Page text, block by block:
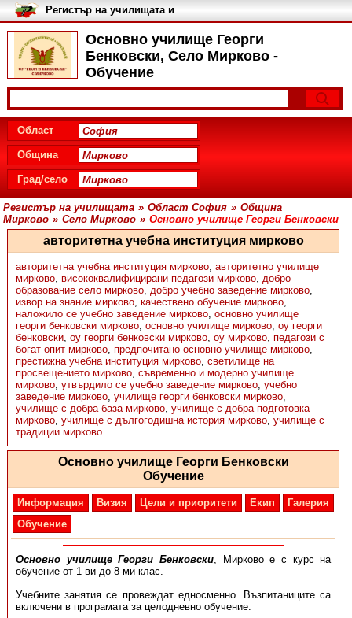
Основно училище Георги
Бенковски, Село Мирково -
Обучение
Регистър на училищата и
университетите в България
Област
Община
Град/село
Регистър на училищата » Област София » Община
Мирково » Село Мирково » Основно училище Георги Бенковски
авторитетна учебна институция мирково
авторитетна учебна институция мирково, авторитетно училище
мирково, висококвалифицирани педагози мирково, добро
образование село мирково, добро учебно заведение мирково,
извор на знание мирково, качествено обучение мирково,
наложило се учебно заведение мирково, основно училище
георги бенковски мирково, основно училище мирково, оу георги
бенковски, оу георги бенковски мирково, оу мирково, педагози с
богат опит мирково, предпочитано основно училище мирково,
престижна учебна институция мирково, светилище на
просвещението мирково, съвременно и модерно училище
мирково, утвърдило се учебно заведение мирково, учебно
заведение мирково, училище георги бенковски мирково,
училище с добра база мирково, училище с добра подготовка
мирково, училище с дългогодишна история мирково, училище с
традиции мирково
Основно училище Георги Бенковски
Обучение
Информация Визия Цели и приоритети Екип
Галерия
Обучение
Основно училище Георги Бенковски, Мирково е с курс на
обучение от 1-ви до 8-ми клас.
Учебните занятия се провеждат едносменно. Възпитаниците са
включени в програмата за целодневно обучение.